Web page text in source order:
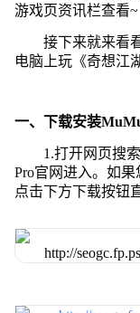
游戏页资讯栏查看~
接下来就来看
电脑上玩《奇想江
一、下载安装
1.打开网页搜
Pro官网进入。如
点击下方下载按钮